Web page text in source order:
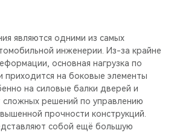
являются одними из самых
инженерии. Из-за крайне
основная нагрузка по
приходится на боковые элементы
на силовые балки дверей и
сложных решений по управлению
прочности конструкций.
собой ещё большую